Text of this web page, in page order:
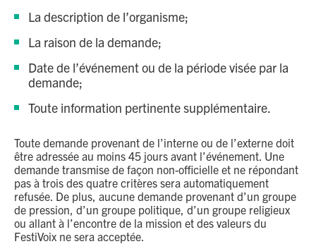
La description de l’organisme;
La raison de la demande;
Date de l’événement ou de la période visée par la
demande;
Toute information pertinente supplémentaire.
Toute demande provenant de l’interne ou de l’externe doit
être adressée au moins 45 jours avant l’événement. Une
demande transmise de façon non-officielle et ne répondant
pas à trois des quatre critères sera automatiquement
refusée. De plus, aucune demande provenant d’un groupe
de pression, d’un groupe politique, d’un groupe religieux
ou allant à l’encontre de la mission et des valeurs du
FestiVoix ne sera acceptée.